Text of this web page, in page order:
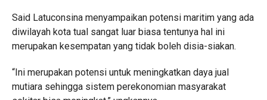
Said Latuconsina menyampaikan potensi maritim yang ada
diwilayah kota tual sangat luar biasa tentunya hal ini
merupakan kesempatan yang tidak boleh disia-siakan.
“Ini merupakan potensi untuk meningkatkan daya jual
mutiara sehingga sistem perekonomian masyarakat